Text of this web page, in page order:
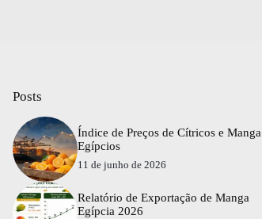
Posts
Índice de Preços de Cítricos e Manga
Egípcios
11 de junho de 2026
Relatório de Exportação de Manga
Egípcia 2026